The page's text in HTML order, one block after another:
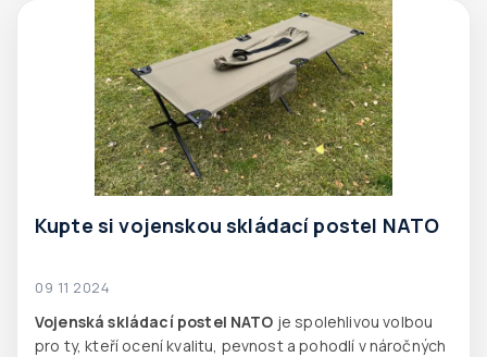
Kupte si vojenskou skládací postel NATO
09 11 2024
Vojenská skládací postel NATO je spolehlivou volbou
pro ty, kteří ocení kvalitu, pevnost a pohodlí v náročných